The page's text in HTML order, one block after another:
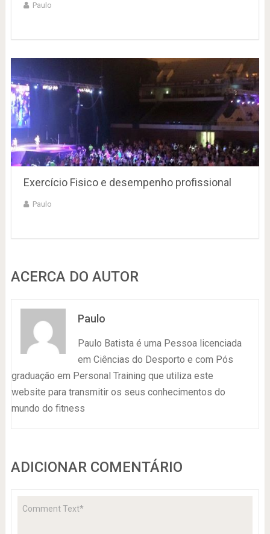
Paulo
Exercício Fisico e desempenho profissional
Paulo
ACERCA DO AUTOR
Paulo
Paulo Batista é uma Pessoa licenciada
em Ciências do Desporto e com Pós
graduação em Personal Training que utiliza este
website para transmitir os seus conhecimentos do
mundo do fitness
ADICIONAR COMENTÁRIO